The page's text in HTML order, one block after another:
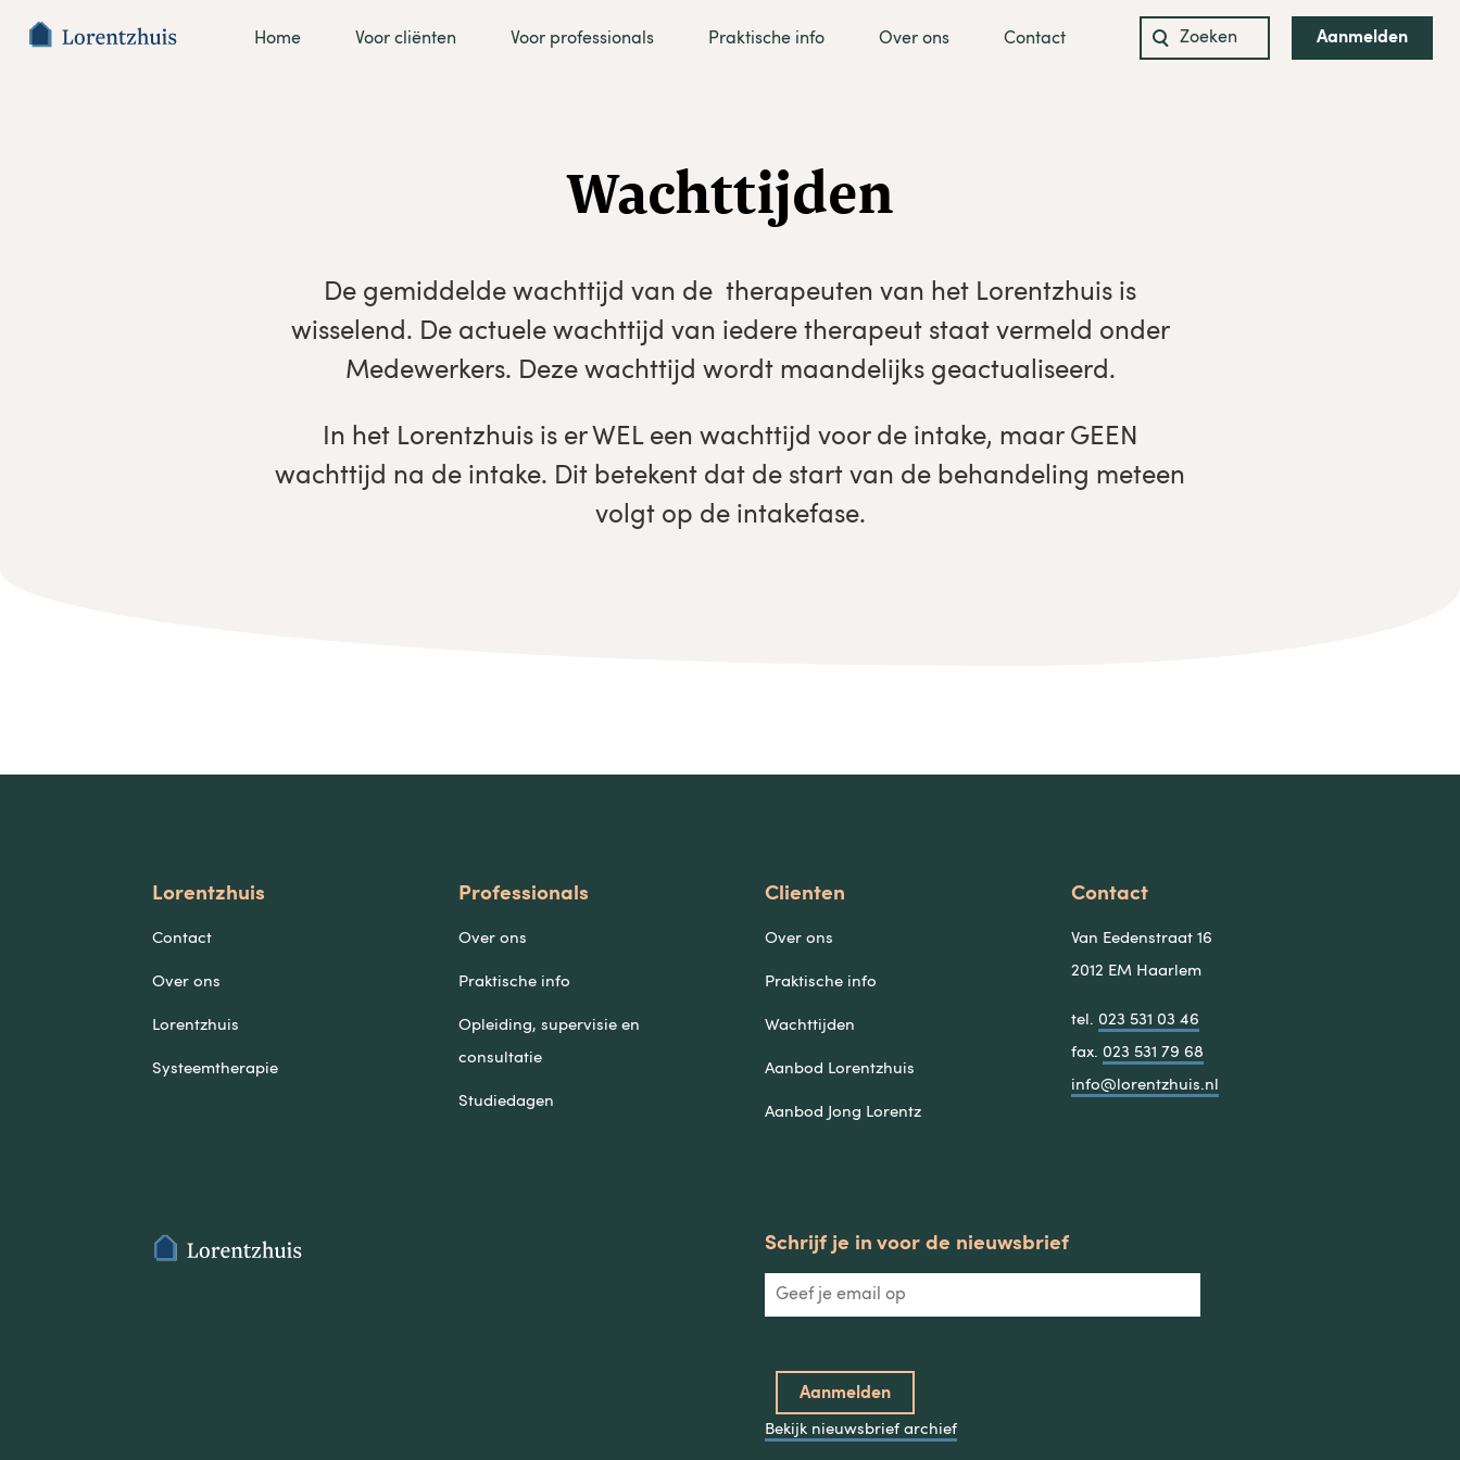
Home Voor cliënten Voor professionals Praktische info Over ons Contact
Zoeken
Aanmelden
Wachttijden
De gemiddelde wachttijd van de therapeuten van het Lorentzhuis is
wisselend. De actuele wachttijd van iedere therapeut staat vermeld onder
Medewerkers. Deze wachttijd wordt maandelijks geactualiseerd.
In het Lorentzhuis is er WEL een wachttijd voor de intake, maar GEEN
wachttijd na de intake. Dit betekent dat de start van de behandeling meteen
volgt op de intakefase.
Lorentzhuis
Contact
Over ons
Lorentzhuis
Systeemtherapie
Professionals
Over ons
Praktische info
Opleiding, supervisie en
consultatie
Studiedagen
Clienten
Over ons
Praktische info
Wachttijden
Aanbod Lorentzhuis
Aanbod Jong Lorentz
Contact
Van Eedenstraat 16
2012 EM Haarlem
tel. 023 531 03 46
fax. 023 531 79 68
info@lorentzhuis.nl
Schrijf je in voor de nieuwsbrief
Bekijk nieuwsbrief archief